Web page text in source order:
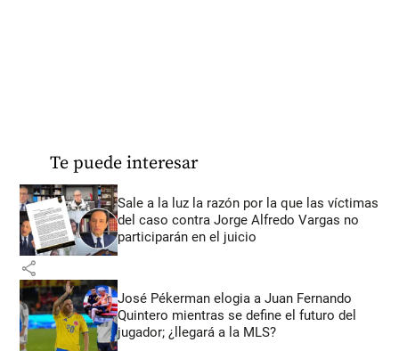
Te puede interesar
Sale a la luz la razón por la que las víctimas
del caso contra Jorge Alfredo Vargas no
participarán en el juicio
share
José Pékerman elogia a Juan Fernando
Quintero mientras se define el futuro del
jugador; ¿llegará a la MLS?